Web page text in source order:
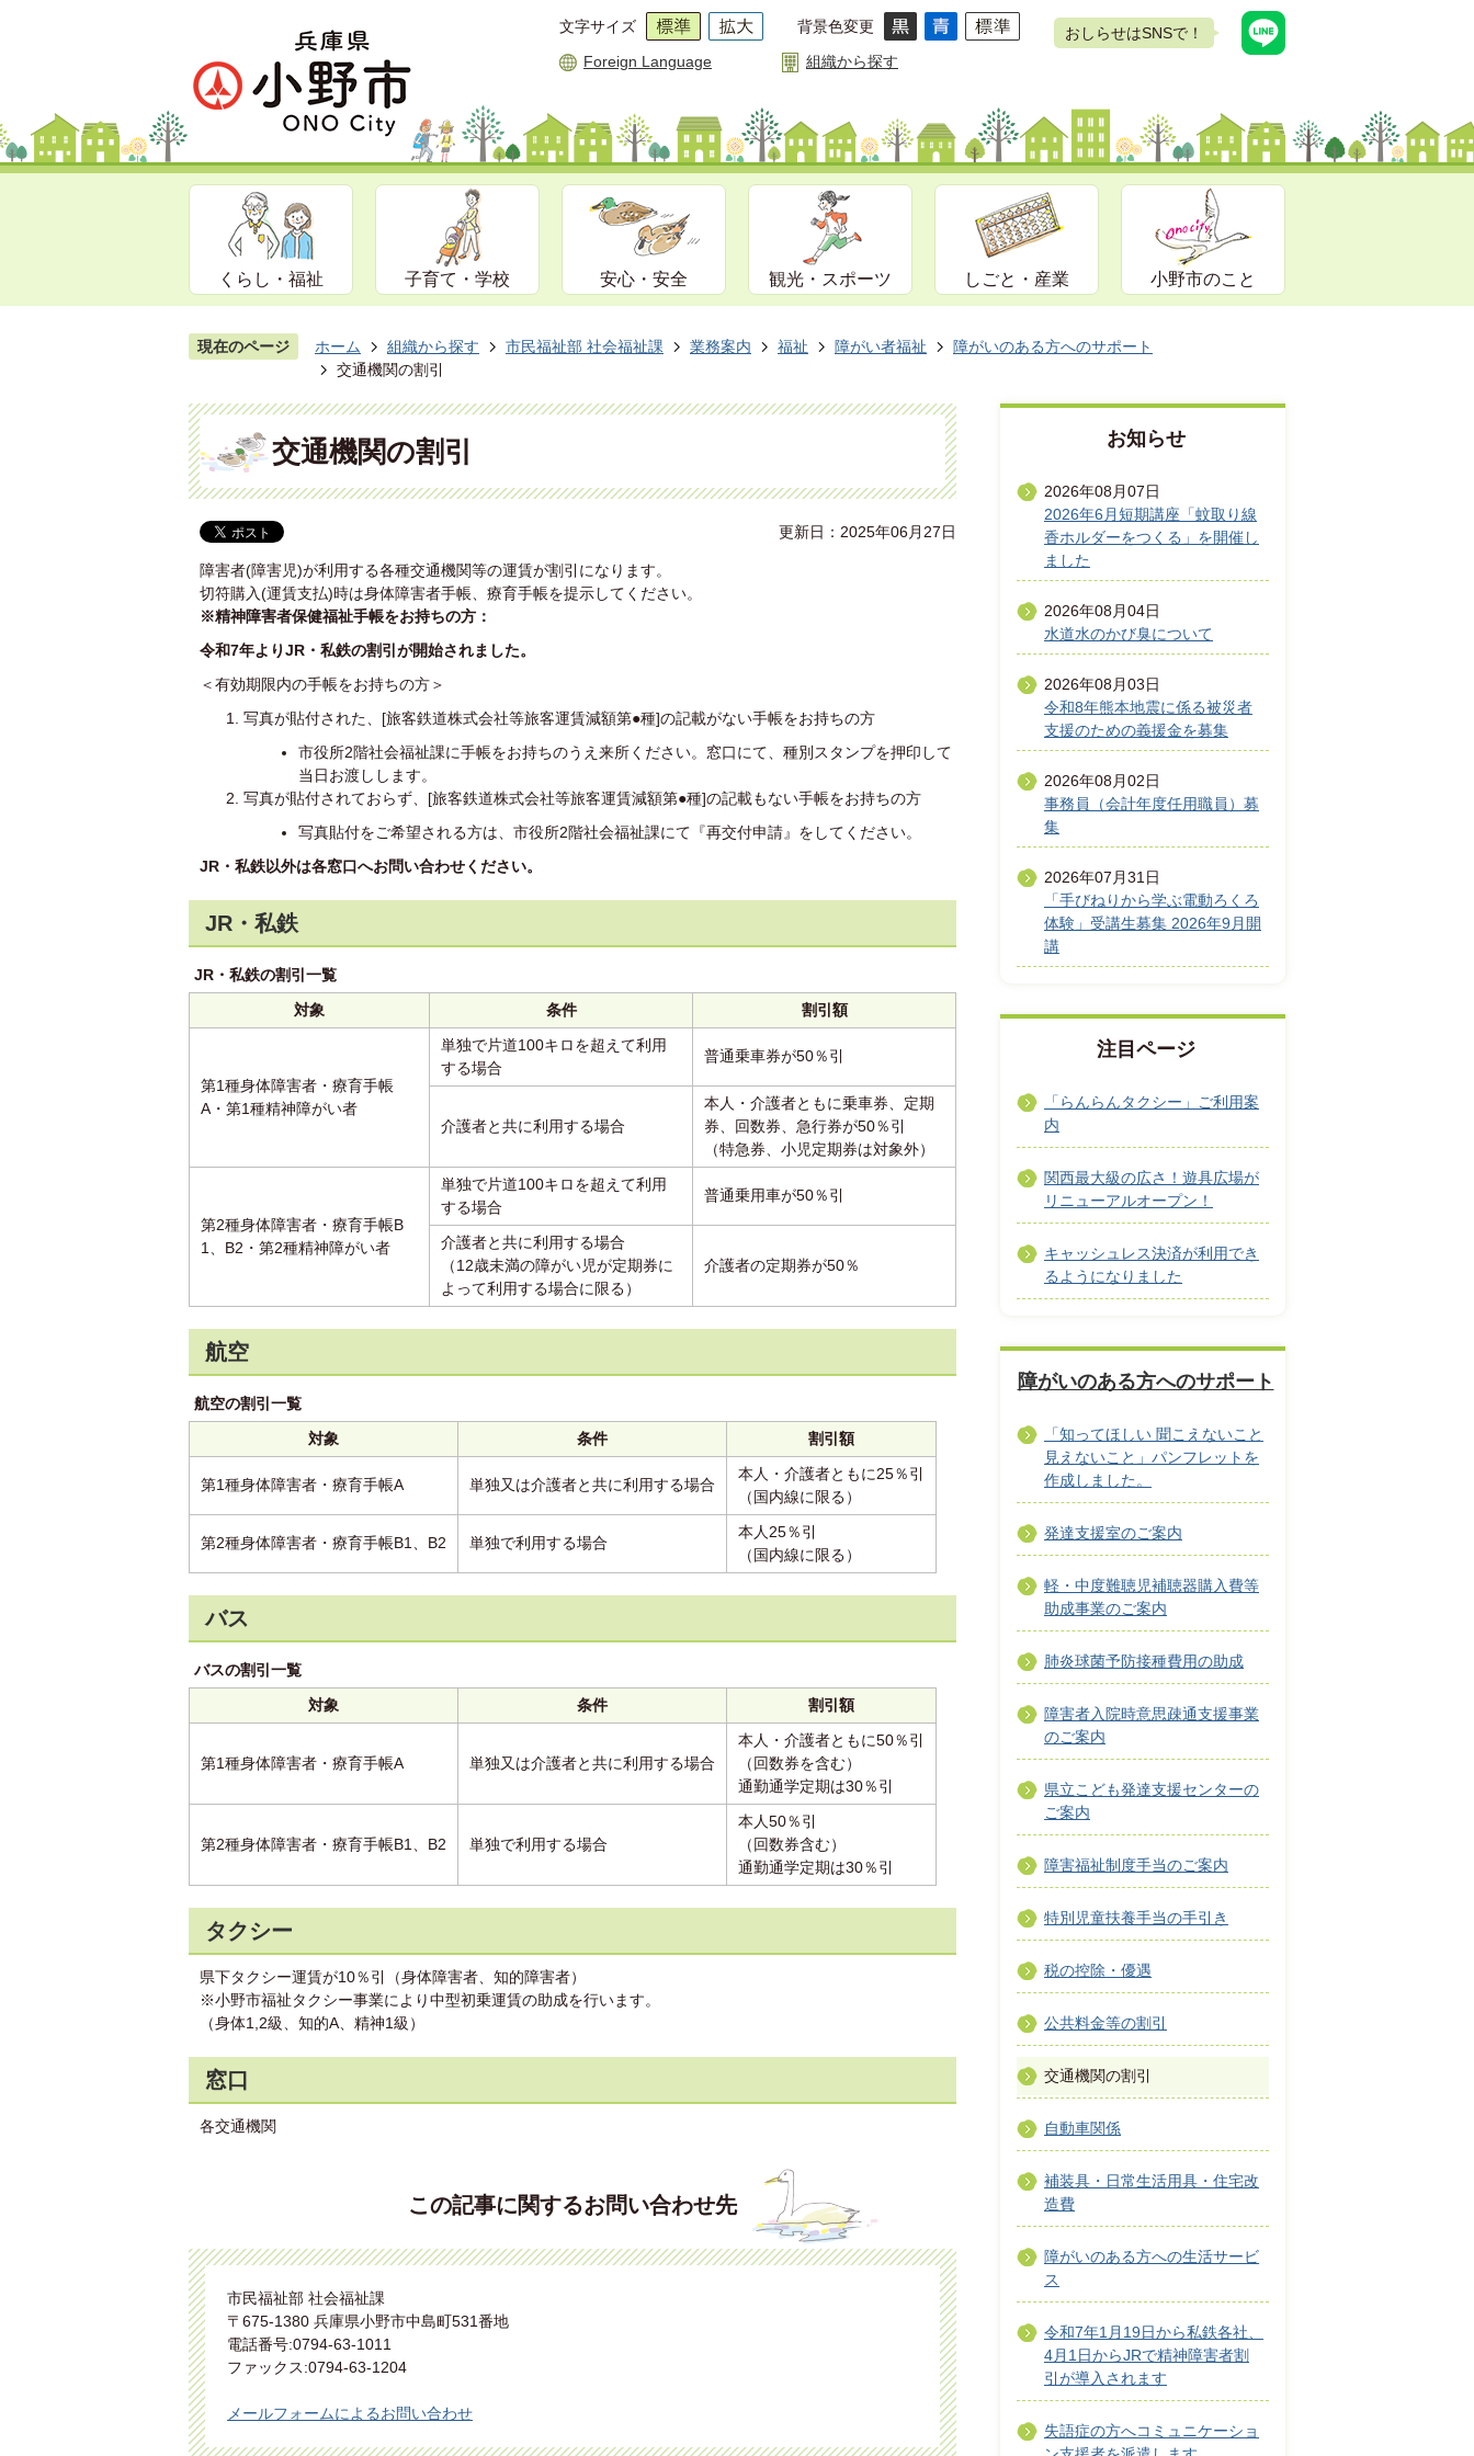
文字サイズ 背景色変更
Foreign Language 組織から探す
おしらせはSNSで！
くらし・福祉 子育て・学校 安心・安全 観光・スポーツ しごと・産業 小野市のこと
現在のページ ホーム 組織から探す 市民福祉部 社会福祉課 業務案内 福祉 障がい者福祉
障がいのある方へのサポート
交通機関の割引
交通機関の割引
更新日：2025年06月27日
障害者(障害児)が利用する各種交通機関等の運賃が割引になります。
切符購入(運賃支払)時は身体障害者手帳、療育手帳を提示してください。
※精神障害者保健福祉手帳をお持ちの方：
令和7年よりJR・私鉄の割引が開始されました。
＜有効期限内の手帳をお持ちの方＞
写真が貼付された、[旅客鉄道株式会社等旅客運賃減額第●種]の記載がない手帳をお持ちの方
市役所2階社会福祉課に手帳をお持ちのうえ来所ください。窓口にて、種別スタンプを押印して
当日お渡しします。
写真が貼付されておらず、[旅客鉄道株式会社等旅客運賃減額第●種]の記載もない手帳をお持ちの方
写真貼付をご希望される方は、市役所2階社会福祉課にて『再交付申請』をしてください。
JR・私鉄以外は各窓口へお問い合わせください。
JR・私鉄
JR・私鉄の割引一覧
対象
条件 割引額
第1種身体障害者・療育手帳
A・第1種精神障がい者
単独で片道100キロを超えて利用
する場合
普通乗車券が50％引
介護者と共に利用する場合
本人・介護者ともに乗車券、定期
券、回数券、急行券が50％引
（特急券、小児定期券は対象外）
第2種身体障害者・療育手帳B
1、B2・第2種精神障がい者
単独で片道100キロを超えて利用
する場合
普通乗用車が50％引
介護者と共に利用する場合
（12歳未満の障がい児が定期券に
よって利用する場合に限る）
介護者の定期券が50％
航空
航空の割引一覧
対象
条件 割引額
第1種身体障害者・療育手帳A 単独又は介護者と共に利用する場合
本人・介護者ともに25％引
（国内線に限る）
第2種身体障害者・療育手帳B1、B2 単独で利用する場合
本人25％引
（国内線に限る）
バス
バスの割引一覧
対象
条件 割引額
第1種身体障害者・療育手帳A 単独又は介護者と共に利用する場合
本人・介護者ともに50％引
（回数券を含む）
通勤通学定期は30％引
第2種身体障害者・療育手帳B1、B2 単独で利用する場合
本人50％引
（回数券含む）
通勤通学定期は30％引
タクシー
県下タクシー運賃が10％引（身体障害者、知的障害者）
※小野市福祉タクシー事業により中型初乗運賃の助成を行います。
（身体1,2級、知的A、精神1級）
窓口
各交通機関
この記事に関するお問い合わせ先
市民福祉部 社会福祉課
〒675-1380 兵庫県小野市中島町531番地
電話番号:0794-63-1011
ファックス:0794-63-1204
メールフォームによるお問い合わせ
お知らせ
2026年08月07日
2026年6月短期講座「蚊取り線
香ホルダーをつくる」を開催し
ました
2026年08月04日
水道水のかび臭について
2026年08月03日
令和8年熊本地震に係る被災者
支援のための義援金を募集
2026年08月02日
事務員（会計年度任用職員）募
集
2026年07月31日
「手びねりから学ぶ電動ろくろ
体験」受講生募集 2026年9月開
講
注目ページ
「らんらんタクシー」ご利用案
内
関西最大級の広さ！遊具広場が
リニューアルオープン！
キャッシュレス決済が利用でき
るようになりました
障がいのある方へのサポート
「知ってほしい 聞こえないこと
見えないこと」パンフレットを
作成しました。
発達支援室のご案内
軽・中度難聴児補聴器購入費等
助成事業のご案内
肺炎球菌予防接種費用の助成
障害者入院時意思疎通支援事業
のご案内
県立こども発達支援センターの
ご案内
障害福祉制度手当のご案内
特別児童扶養手当の手引き
税の控除・優遇
公共料金等の割引
交通機関の割引
自動車関係
補装具・日常生活用具・住宅改
造費
障がいのある方への生活サービ
ス
令和7年1月19日から私鉄各社、
4月1日からJRで精神障害者割
引が導入されます
失語症の方へコミュニケーショ